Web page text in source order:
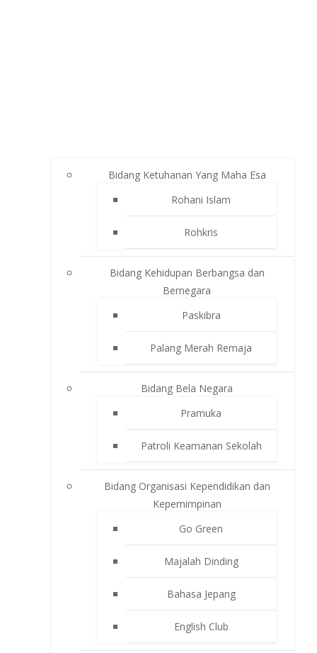
Bidang Ketuhanan Yang Maha Esa
Rohani Islam
Rohkris
Bidang Kehidupan Berbangsa dan
Bernegara
Paskibra
Palang Merah Remaja
Bidang Bela Negara
Pramuka
Patroli Keamanan Sekolah
Bidang Organisasi Kependidikan dan
Kepemimpinan
Go Green
Majalah Dinding
Bahasa Jepang
English Club